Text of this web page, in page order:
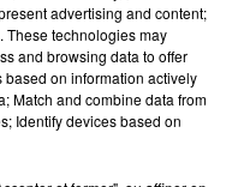
06/26 À 08H29
en Lozère et sur
de nos
advertising and content;
These technologies may
and browsing data to offer
on information actively
Match and combine data from
Identify devices based on